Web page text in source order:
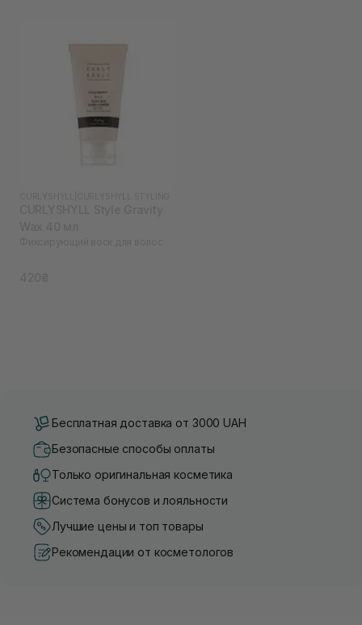
Бесплатная доставка от 3000 UAH
Безопасные способы оплаты
Только оригинальная косметика
Система бонусов и лояльности
Лучшие цены и топ товары
Рекомендации от косметологов